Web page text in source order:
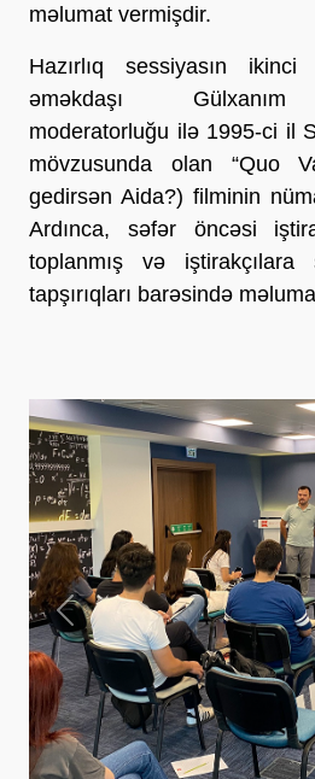
məlumat vermişdir.
Hazırlıq sessiyasın
əməkdaşı Gülxanım
moderatorluğu ilə 1995-ci il
mövzusunda olan “Quo
gedirsən Aida?) filminin
Ardınca, səfər öncəsi
toplanmış və iştirakçılara
tapşırıqları barəsində
Previous